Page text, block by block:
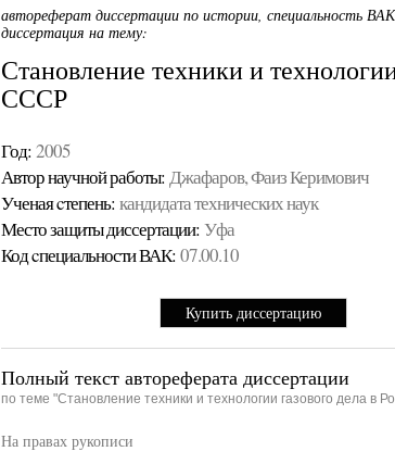
автореферат диссертации по истории, специальность
диссертация на тему:
Становление техники и
СССР
Год: 2005
Автор научной работы: Джафаров, Фаиз Керимович
Ученая cтепень: кандидата технических наук
Место защиты диссертации: Уфа
Код cпециальности ВАК: 07.00.10
Купить диссертацию
Полный текст автореферата диссертации
по теме "Становление техники и технологии газового дела в
На правах рукописи